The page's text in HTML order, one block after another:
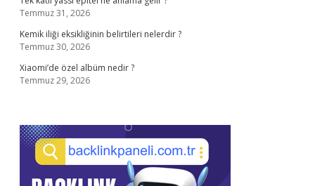
Temmuz 31, 2026
Kemik iliği eksikliğinin belirtileri nelerdir ?
Temmuz 30, 2026
Xiaomi’de özel albüm nedir ?
Temmuz 29, 2026